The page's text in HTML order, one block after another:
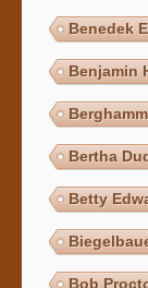
Benedek
Benjamin
Bertha
Betty
Bob